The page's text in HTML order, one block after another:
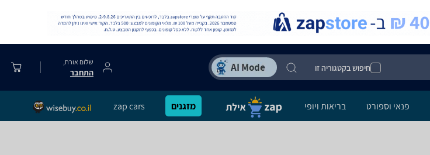
חיפוש בקטגוריה זו
שלום אורח,
התחבר
פנאי וספורט בריאות ויופי מזגנים zap cars